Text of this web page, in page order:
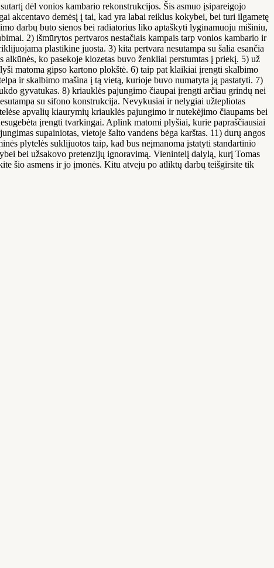
dėl vonios kambario rekonstrukcijos. Šis asmuo įsipareigojo
akcentavo demėsį į tai, kad yra labai reiklus kokybei, bei turi ilgametę
darbų buto sienos bei radiatorius liko aptaškyti lyginamuoju mišiniu,
2) išmūrytos pertvaros nestačiais kampais tarp vonios kambario ir
plastikine juosta. 3) kita pertvara nesutampa su šalia esančia
ko pasekoje klozetas buvo ženkliai perstumtas į priekį. 5) už
matoma gipso kartono plokštė. 6) taip pat klaikiai įrengti skalbimo
ir skalbimo mašina į tą vietą, kurioje buvo numatyta ją pastatyti. 7)
gyvatukas. 8) kriauklės pajungimo čiaupai įrengti arčiau grindų nei
su sifono konstrukcija. Nevykusiai ir nelygiai užtepliotas
apvalių kiaurymių kriauklės pajungimo ir nutekėjimo čiaupams bei
įrengti tvarkingai. Aplink matomi plyšiai, kurie papraščiausiai
supainiotas, vietoje šalto vandens bėga karštas. 11) durų angos
plytelės suklijuotos taip, kad bus neįmanoma įstatyti standartinio
bei užsakovo pretenzijų ignoravimą. Vienintelį dalylą, kurį Tomas
šio asmens ir jo įmonės. Kitu atveju po atliktų darbų teišgirsite tik